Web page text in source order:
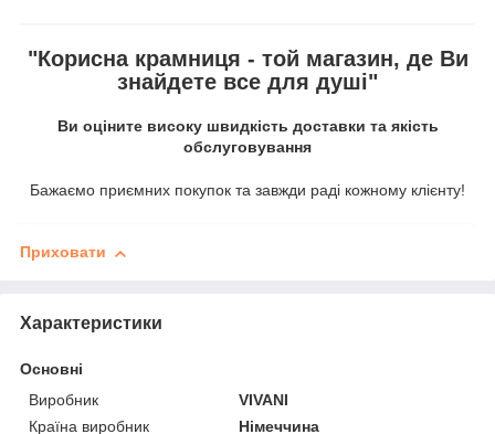
"Корисна крамниця - той магазин, де Ви
знайдете все для душі"
Ви оціните високу швидкість доставки та якість
обслуговування
Бажаємо приємних покупок та завжди раді кожному клієнту!
Приховати
Характеристики
Основні
Виробник
VIVANI
Країна виробник
Німеччина